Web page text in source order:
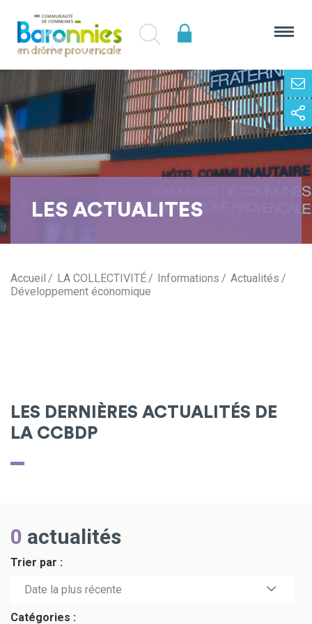
LES ACTUALITES
Accueil LA COLLECTIVITÉ Informations
Actualités
Développement économique
LES DERNIÈRES ACTUALITÉS DE
LA CCBDP
0 actualités
Trier par :
Date la plus récente
Date la plus ancienne
Catégories :